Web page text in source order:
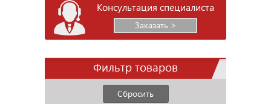
Консультация специалиста
Заказать >
Фильтр товаров
Сбросить